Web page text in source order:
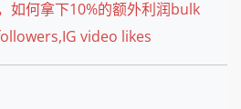
如何拿下10%的额外利润bulk
video likes